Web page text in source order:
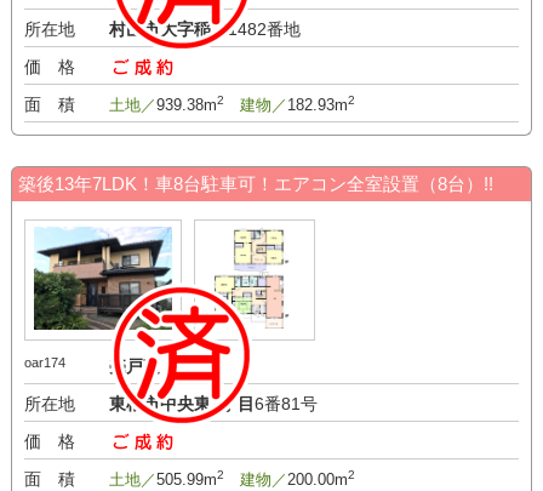
所在地
村山市大字稲下1482番地
価 格
-万円
面 積
土地／939.38m2 建物／ 182.93m2
築後13年7LDK！車8台駐車可！エアコン全室設置（8台）!!
oar174
売戸建
所在地
東根市中央東2丁目6番81号
価 格
-万円
面 積
土地／505.99m2 建物／200.00m2